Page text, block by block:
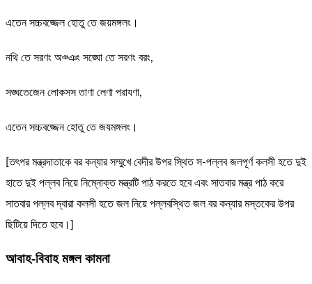
এতেন সচ্চবজ্জেল হোতু তে জয়মঙ্গলং।
নথি তে সরণং অঞ্ঞং সঙ্ঘো তে সরণং বরং,
সঙ্ঘতেজেন লোকসস তাণা লেণা পরাযণা,
এতেন সচ্চবজ্জেন হোতু তে জযমঙ্গলং।
[তৎপর মন্ত্রদাতাকে বর কন্যার সম্মুখে বেদীর উপর স্থিত স-পল্লব জলপূর্ণ কলসী হতে দুই
হাতে দুই পল্লব নিয়ে নিম্নোক্ত মন্ত্রটি পাঠ করতে হবে এবং সাতবার মন্ত্র পাঠ করে
সাতবার পল্লব দ্বারা কলসী হতে জল নিয়ে পল্লবস্থিত জল বর কন্যার মস্তকের উপর
ছিটিয়ে দিতে হবে।]
আবাহ-বিবাহ মঙ্গল কামনা